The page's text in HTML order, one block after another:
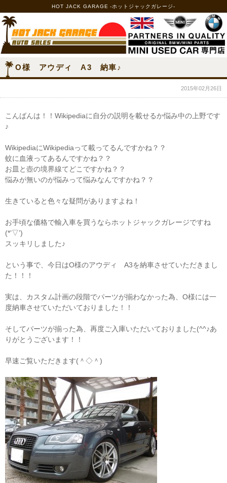
HOT JACK GARAGE -ホットジャックガレージ-
O様 アウディ A3 納車♪
2015年02月26日
こんばんは！！Wikipediaに自分の説明を載せるか悩み中の上野です
♪
WikipediaにWikipediaって載ってるんですかね？？
蚊に血液ってあるんですかね？？
お皿と壺の境界線てどこですかね？？
悩みが無いのが悩みって悩みなんですかね？？
生きていると色々な疑問がありますよね！
お手頃な価格で輸入車を買うならホットジャックガレージですね
(*’▽’)
スッキリしました♪
という事で、今日はO様のアウディ A3を納車させていただきまし
た！！！
実は、カスタム計画の段階でパーツが揃わなかった為、O様には一
度納車させていただいておりました！！
そしてパーツが揃った為、再度ご入庫いただいておりました(^^♪あ
りがとうございます！！
早速ご覧いただきます(＾◇＾)